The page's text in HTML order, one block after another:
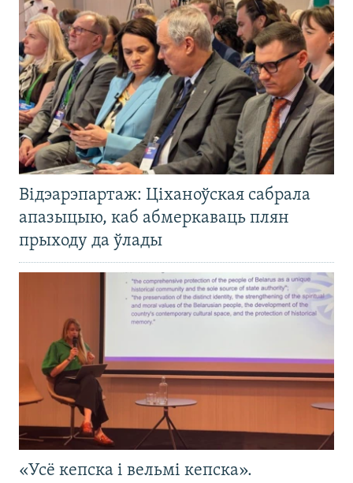
Відэарэпартаж: Ціханоўская сабрала
апазыцыю, каб абмеркаваць плян
прыходу да ўлады
«Усё кепска і вельмі кепска».